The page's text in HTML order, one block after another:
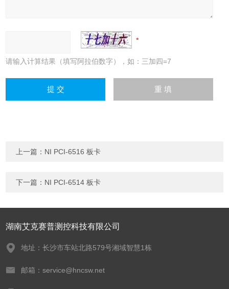
请输入计算结果（填写阿拉伯数字），如：三加四=7
上一篇： NI PCI-6516 板卡
下一篇： NI PCI-6514 板卡
湖南艾克赛普测控科技有限公司
地址：长沙市车站北路579号湘域智慧1栋
邮箱：service@hncsw.net